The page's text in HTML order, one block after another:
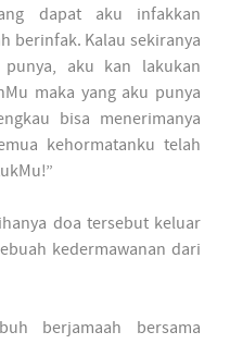
dapat aku infakkan
berinfak. Kalau sekiranya
aku kan lakukan
maka yang aku punya
bisa menerimanya
kehormatanku telah
doa tersebut keluar
kedermawanan dari
berjamaah bersama